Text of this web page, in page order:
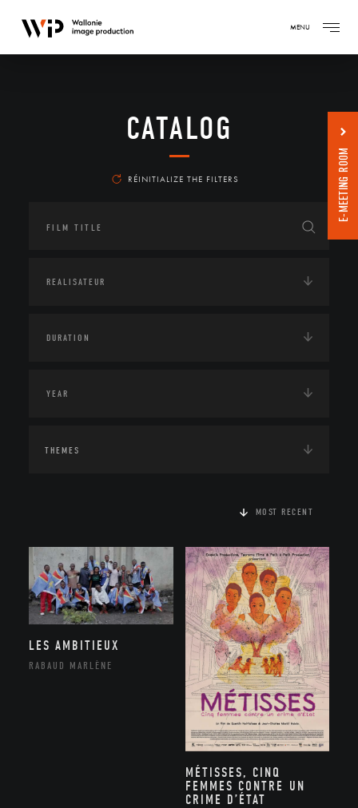
MENU
CATALOG
RÉINITIALIZE THE FILTERS
THEMES
MOST RECENT
LES AMBITIEUX
RABAUD MARLÈNE
MÉTISSES, CINQ
FEMMES CONTRE UN
CRIME D’ÉTAT
E-MEETING ROOM